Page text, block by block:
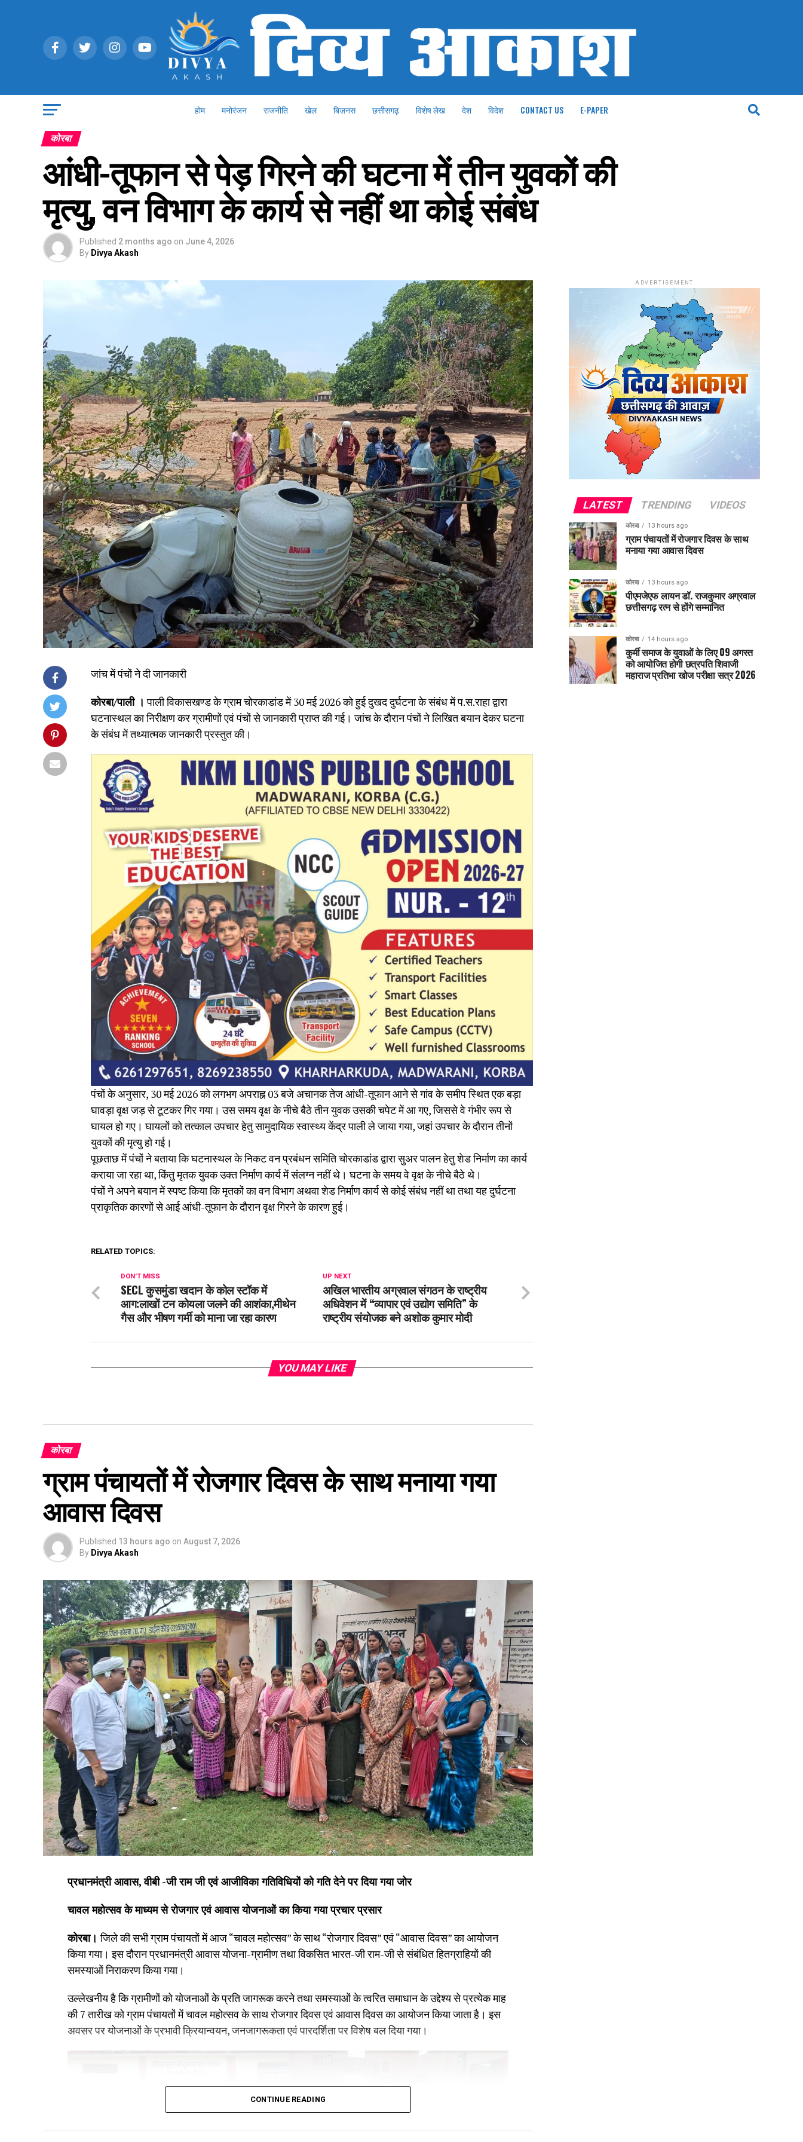
होम मनोरंजन राजनीति खेल बिज़नस छत्तीसगढ़ विशेष लेख देश विदेश CONTACT US E-PAPER
कोरबा
आंधी-तूफान से पेड़ गिरने की घटना में तीन युवकों की
मृत्यु, वन विभाग के कार्य से नहीं था कोई संबंध
Published 2 months ago on June 4, 2026
By Divya Akash
जांच में पंचों ने दी जानकारी
कोरबा/पाली । पाली विकासखण्ड के ग्राम चोरकाडांड में 30 मई 2026 को हुई दुखद दुर्घटना के संबंध में प.स.राहा द्वारा
घटनास्थल का निरीक्षण कर ग्रामीणों एवं पंचों से जानकारी प्राप्त की गई। जांच के दौरान पंचों ने लिखित बयान देकर घटना
के संबंध में तथ्यात्मक जानकारी प्रस्तुत की।
पंचों के अनुसार, 30 मई 2026 को लगभग अपराह्न 03 बजे अचानक तेज आंधी-तूफान आने से गांव के समीप स्थित एक बड़ा
घावड़ा वृक्ष जड़ से टूटकर गिर गया। उस समय वृक्ष के नीचे बैठे तीन युवक उसकी चपेट में आ गए, जिससे वे गंभीर रूप से
घायल हो गए। घायलों को तत्काल उपचार हेतु सामुदायिक स्वास्थ्य केंद्र पाली ले जाया गया, जहां उपचार के दौरान तीनों
युवकों की मृत्यु हो गई।
पूछताछ में पंचों ने बताया कि घटनास्थल के निकट वन प्रबंधन समिति चोरकाडांड द्वारा सुअर पालन हेतु शेड निर्माण का कार्य
कराया जा रहा था, किंतु मृतक युवक उक्त निर्माण कार्य में संलग्न नहीं थे। घटना के समय वे वृक्ष के नीचे बैठे थे।
पंचों ने अपने बयान में स्पष्ट किया कि मृतकों का वन विभाग अथवा शेड निर्माण कार्य से कोई संबंध नहीं था तथा यह दुर्घटना
प्राकृतिक कारणों से आई आंधी-तूफान के दौरान वृक्ष गिरने के कारण हुई।
RELATED TOPICS:
UP NEXT
अखिल भारतीय अग्रवाल संगठन के राष्ट्रीय
अधिवेशन में “व्यापार एवं उद्योग समिति” के
राष्ट्रीय संयोजक बने अशोक कुमार मोदी
DON'T MISS
SECL कुसमुंडा खदान के कोल स्टॉक में
आग:लाखों टन कोयला जलने की आशंका,मीथेन
गैस और भीषण गर्मी को माना जा रहा कारण
YOU MAY LIKE
कोरबा
ग्राम पंचायतों में रोजगार दिवस के साथ मनाया गया
आवास दिवस
Published 13 hours ago on August 7, 2026
By Divya Akash
प्रधानमंत्री आवास, वीबी -जी राम जी एवं आजीविका गतिविधियों को गति देने पर दिया गया जोर
चावल महोत्सव के माध्यम से रोजगार एवं आवास योजनाओं का किया गया प्रचार प्रसार
कोरबा।जिले की सभी ग्राम पंचायतों में आज “चावल महोत्सव” के साथ “रोजगार दिवस” एवं “आवास दिवस” का आयोजन
किया गया। इस दौरान प्रधानमंत्री आवास योजना-ग्रामीण तथा विकसित भारत-जी राम-जी से संबंधित हितग्राहियों की
समस्याओं निराकरण किया गया।
उल्लेखनीय है कि ग्रामीणों को योजनाओं के प्रति जागरूक करने तथा समस्याओं के त्वरित समाधान के उद्देश्य से प्रत्येक माह
की 7 तारीख को ग्राम पंचायतों में चावल महोत्सव के साथ रोजगार दिवस एवं आवास दिवस का आयोजन किया जाता है। इस
अवसर पर योजनाओं के प्रभावी क्रियान्वयन, जनजागरूकता एवं पारदर्शिता पर विशेष बल दिया गया।
CONTINUE READING
ADVERTISEMENT
LATEST TRENDING VIDEOS
कोरबा 13 hours ago
ग्राम पंचायतों में रोजगार दिवस के साथ
मनाया गया आवास दिवस
कोरबा 13 hours ago
पीएमजेएफ लायन डॉ. राजकुमार अग्रवाल
छत्तीसगढ़ रत्न से होंगे सम्मानित
कोरबा 14 hours ago
कुर्मी समाज के युवाओं के लिए 09 अगस्त
को आयोजित होगी छत्रपति शिवाजी
महाराज प्रतिभा खोज परीक्षा सत्र 2026